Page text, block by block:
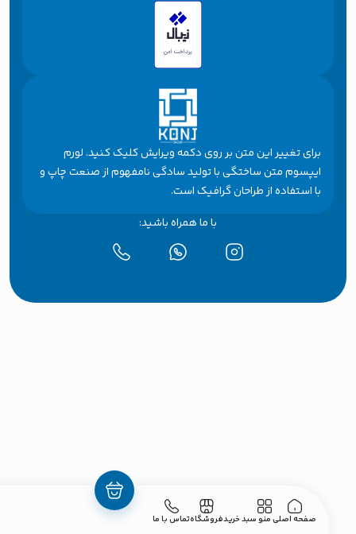
برای تغییر این متن بر روی دکمه ویرایش کلیک کنید. لورم
ایپسوم متن ساختگی با تولید سادگی نامفهوم از صنعت چاپ و
با استفاده از طراحان گرافیک است.
با ما همراه باشید:
صفحه اصلیمنوسبد خریدفروشگاهتماس با ما